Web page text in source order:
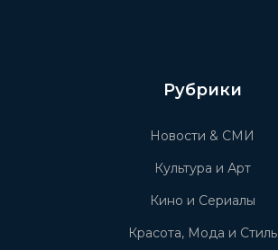
Рубрики
Новости & СМИ
Культура и Арт
Кино и Сериалы
Красота, Мода и Стиль